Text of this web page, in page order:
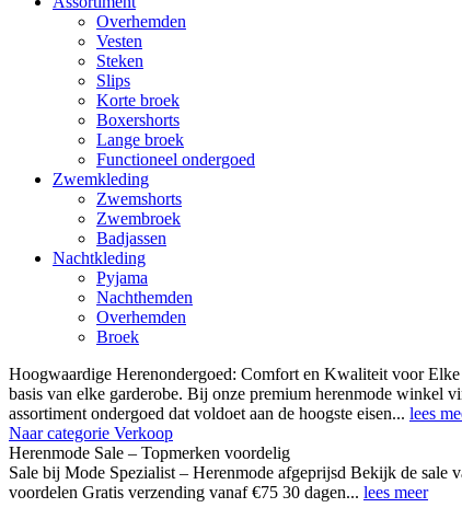
Overhemden
Vesten
Steken
Slips
Korte broek
Boxershorts
Lange broek
Functioneel ondergoed
Zwemkleding
Zwemshorts
Zwembroek
Badjassen
Nachtkleding
Pyjama
Nachthemden
Overhemden
Broek
Hoogwaardige Herenondergoed: Comfort en Kwaliteit voor
basis van elke garderobe. Bij onze premium herenmode winkel
assortiment ondergoed dat voldoet aan de hoogste eisen... lees
Naar categorie Verkoop
Herenmode Sale – Topmerken voordelig
Sale bij Mode Spezialist – Herenmode afgeprijsd Bekijk de
voordelen Gratis verzending vanaf €75 30 dagen... lees meer